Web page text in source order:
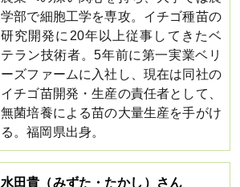
学部で細胞工学を専攻。イチゴ種苗の
研究開発に20年以上従事してきたベ
テラン技術者。5年前に第一実業ベリ
ーズファームに入社し、現在は同社の
イチゴ苗開発・生産の責任者として、
無菌培養による苗の大量生産を手がけ
る。福岡県出身。
水田貴（みずた・たかし）さん